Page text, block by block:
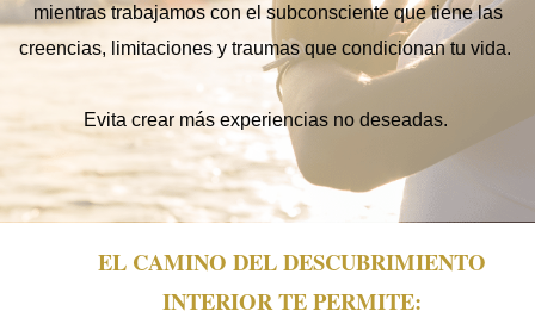
mientras trabajamos con el subconsciente que tiene las
creencias, limitaciones y traumas que condicionan tu vida.
Evita crear más experiencias no deseadas.
EL CAMINO DEL DESCUBRIMIENTO
INTERIOR TE PERMITE: